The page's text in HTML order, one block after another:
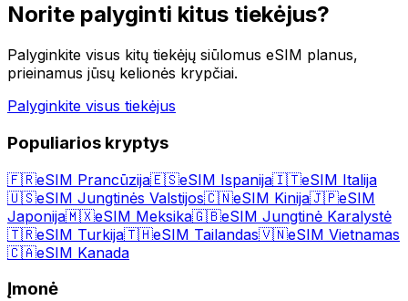
Norite palyginti kitus tiekėjus?
Palyginkite visus kitų tiekėjų siūlomus eSIM planus,
prieinamus jūsų kelionės krypčiai.
Palyginkite visus tiekėjus
Populiarios kryptys
🇫🇷eSIM Prancūzija🇪🇸eSIM Ispanija🇮🇹eSIM Italija
🇺🇸eSIM Jungtinės Valstijos🇨🇳eSIM Kinija🇯🇵eSIM
Japonija🇲🇽eSIM Meksika🇬🇧eSIM Jungtinė Karalystė
🇹🇷eSIM Turkija🇹🇭eSIM Tailandas🇻🇳eSIM Vietnamas
🇨🇦eSIM Kanada
Įmonė